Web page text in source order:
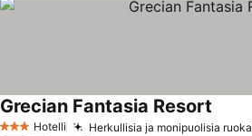
3 Tähtiluokitus
Hotelli Herkullisia ja monipuolisia
Grecian Fantasia Resort